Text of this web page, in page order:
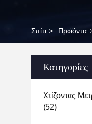
Σπίτι > Προϊόντα
Κατηγορίες
Χτίζοντας
(52)